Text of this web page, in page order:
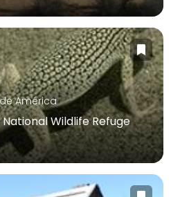
América
Wildlife Refuge